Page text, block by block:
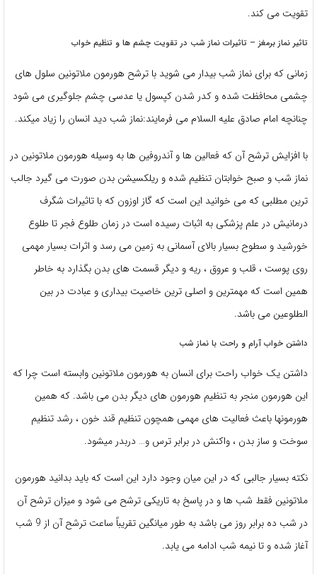
تقویت می کند.
تاثیر نماز برمغز – تاثیرات نماز شب در تقویت چشم ها و تنظیم خواب
زمانی که برای نماز شب بیدار می شوید با ترشح هورمون ملاتونین سلول های
چشمی محافظت شده و کدر شدن کپسول یا عدسی چشم جلوگیری می شود
چنانچه امام صادق علیه السلام می فرمایند:نماز شب دید انسان را زیاد میکند.
با افزایش ترشح آن که فعالین ها و آندروفین ها به وسیله هورمون ملاتونین در
نماز شب و صبح خوابتان تنظیم شده و ریلکسیشن بدن صورت می گیرد جالب
ترین مطلبی که می خوانید این است که گاز اوزون که با تاثیرات شگرف
درمانیش در علم پزشکی به اثبات رسیده است در زمان طلوع فجر تا طلوع
خورشید و سطوح بسیار بالای آسمانی به زمین می رسد و اثرات بسیار مهمی
روی پوست ، قلب و عروق ، ریه و دیگر قسمت های بدن بگذارد به خاطر
همین است که مهمترین و اصلی ترین خاصیت بیداری و عبادت در بین
الطلوعین می باشد.
داشتن خواب آرام و راحت با نماز شب
داشتن یک خواب راحت برای انسان به هورمون ملاتونین وابسته است چرا که
این هورمون منجر به تنظیم هورمون های دیگر بدن می باشد. که همین
هورمونها باعث فعالیت های مهمی همچون تنظیم قند خون ، رشد تنظیم
سوخت و ساز بدن ، واکنش در برابر ترس و… دربدر میشود.
نکته بسیار جالبی که در این میان وجود دارد این است که باید بدانید هورمون
ملاتونین فقط شب ها و در پاسخ به تاریکی ترشح می شود و میزان ترشح آن
در شب ده برابر روز می باشد به طور میانگین تقریباً ساعت ترشح آن از 9 شب
آغاز شده و تا نیمه شب ادامه می یابد.